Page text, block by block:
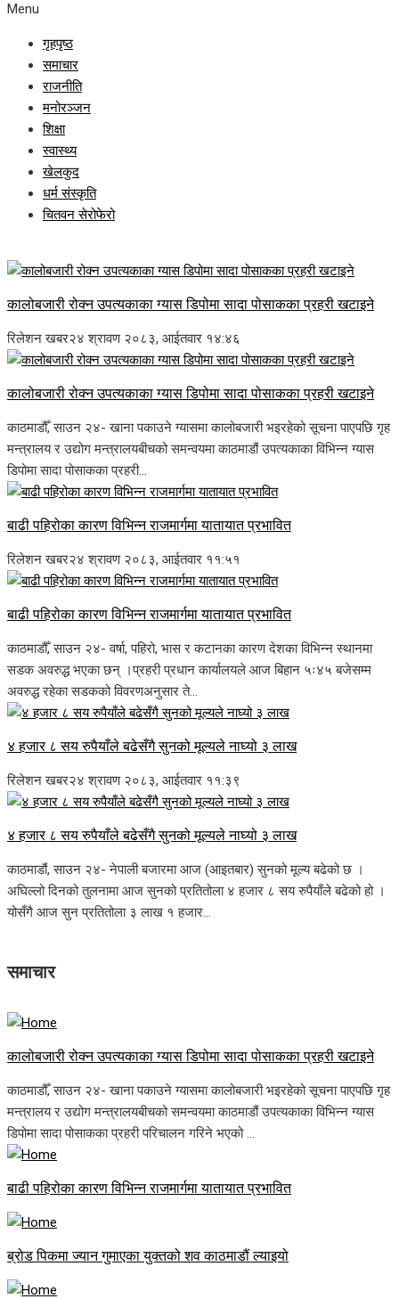
Menu
गृहपृष्ठ
समाचार
राजनीति
मनोरञ्जन
शिक्षा
स्वास्थ्य
खेलकुद
धर्म संस्कृति
चितवन सेरोफेरो
कालोबजारी रोक्न उपत्यकाका ग्यास डिपोमा सादा पोसाकका प्रहरी खटाइने
रिलेशन खबर२४ श्रावण २०८३, आईतवार १४:४६
कालोबजारी रोक्न उपत्यकाका ग्यास डिपोमा सादा पोसाकका प्रहरी खटाइने
काठमाडौँ, साउन २४- खाना पकाउने ग्यासमा कालोबजारी भइरहेको सूचना पाएपछि गृह
मन्त्रालय र उद्योग मन्त्रालयबीचको समन्वयमा काठमाडौं उपत्यकाका विभिन्न ग्यास
डिपोमा सादा पोसाकका प्रहरी...
बाढी पहिरोका कारण विभिन्न राजमार्गमा यातायात प्रभावित
रिलेशन खबर२४ श्रावण २०८३, आईतवार ११:५१
बाढी पहिरोका कारण विभिन्न राजमार्गमा यातायात प्रभावित
काठमाडौँ, साउन २४- वर्षा, पहिरो, भास र कटानका कारण देशका विभिन्न स्थानमा
सडक अवरुद्ध भएका छन् ।प्रहरी प्रधान कार्यालयले आज बिहान ५ः४५ बजेसम्म
अवरुद्ध रहेका सडकको विवरणअनुसार ते...
४ हजार ८ सय रुपैयाँले बढेसँगै सुनको मूल्यले नाघ्यो ३ लाख
रिलेशन खबर२४ श्रावण २०८३, आईतवार ११:३९
४ हजार ८ सय रुपैयाँले बढेसँगै सुनको मूल्यले नाघ्यो ३ लाख
काठमाडौं, साउन २४- नेपाली बजारमा आज (आइतबार) सुनको मूल्य बढेको छ ।
अघिल्लो दिनको तुलनामा आज सुनको प्रतितोला ४ हजार ८ सय रुपैयाँले बढेको हो ।
योसँगै आज सुन प्रतितोला ३ लाख १ हजार...
समाचार
कालोबजारी रोक्न उपत्यकाका ग्यास डिपोमा सादा पोसाकका प्रहरी खटाइने
काठमाडौँ, साउन २४- खाना पकाउने ग्यासमा कालोबजारी भइरहेको सूचना पाएपछि गृह
मन्त्रालय र उद्योग मन्त्रालयबीचको समन्वयमा काठमाडौं उपत्यकाका विभिन्न ग्यास
डिपोमा सादा पोसाकका प्रहरी परिचालन गरिने भएको ...
बाढी पहिरोका कारण विभिन्न राजमार्गमा यातायात प्रभावित
ब्रोड पिकमा ज्यान गुमाएका युक्तको शव काठमाडौं ल्याइयो